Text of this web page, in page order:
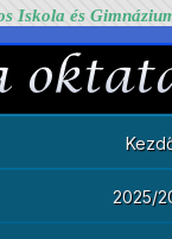
Iskola és
2025/